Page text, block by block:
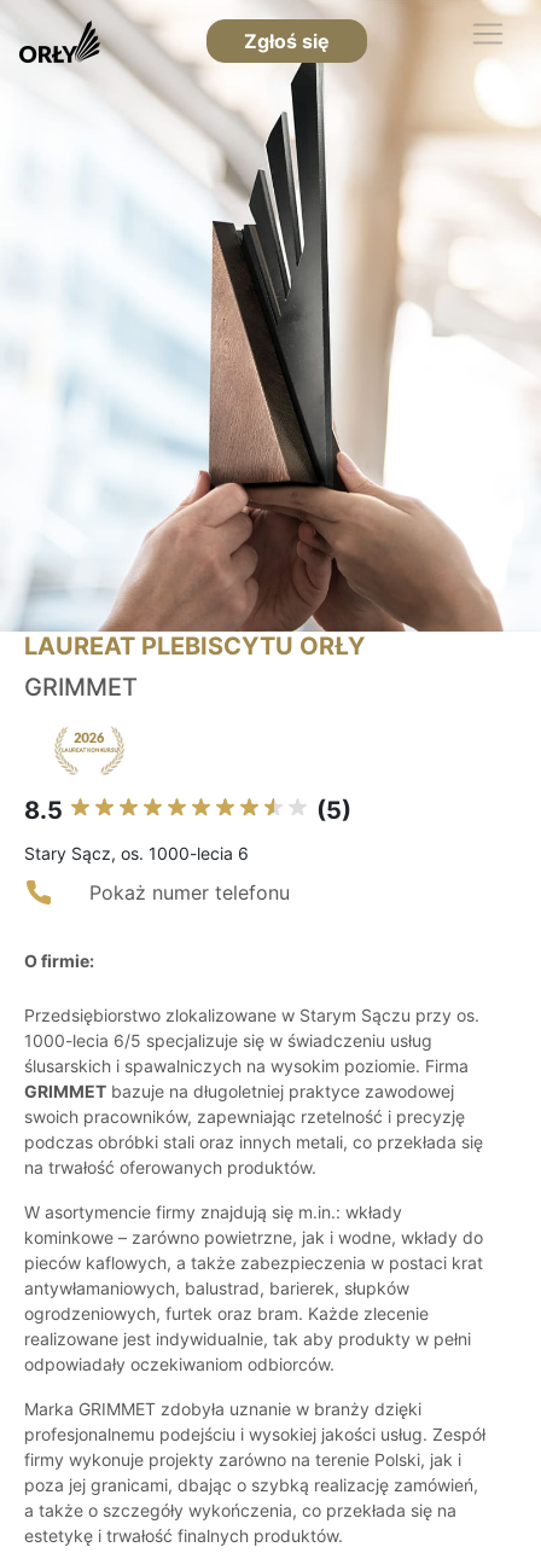
Zgłoś się
LAUREAT PLEBISCYTU ORŁY
GRIMMET
8.5 (5)
Stary Sącz, os. 1000-lecia 6
Pokaż numer telefonu
O firmie:
Przedsiębiorstwo zlokalizowane w Starym Sączu przy os.
1000-lecia 6/5 specjalizuje się w świadczeniu usług
ślusarskich i spawalniczych na wysokim poziomie. Firma
GRIMMET bazuje na długoletniej praktyce zawodowej
swoich pracowników, zapewniając rzetelność i precyzję
podczas obróbki stali oraz innych metali, co przekłada się
na trwałość oferowanych produktów.
W asortymencie firmy znajdują się m.in.: wkłady
kominkowe – zarówno powietrzne, jak i wodne, wkłady do
pieców kaflowych, a także zabezpieczenia w postaci krat
antywłamaniowych, balustrad, barierek, słupków
ogrodzeniowych, furtek oraz bram. Każde zlecenie
realizowane jest indywidualnie, tak aby produkty w pełni
odpowiadały oczekiwaniom odbiorców.
Marka GRIMMET zdobyła uznanie w branży dzięki
profesjonalnemu podejściu i wysokiej jakości usług. Zespół
firmy wykonuje projekty zarówno na terenie Polski, jak i
poza jej granicami, dbając o szybką realizację zamówień,
a także o szczegóły wykończenia, co przekłada się na
estetykę i trwałość finalnych produktów.